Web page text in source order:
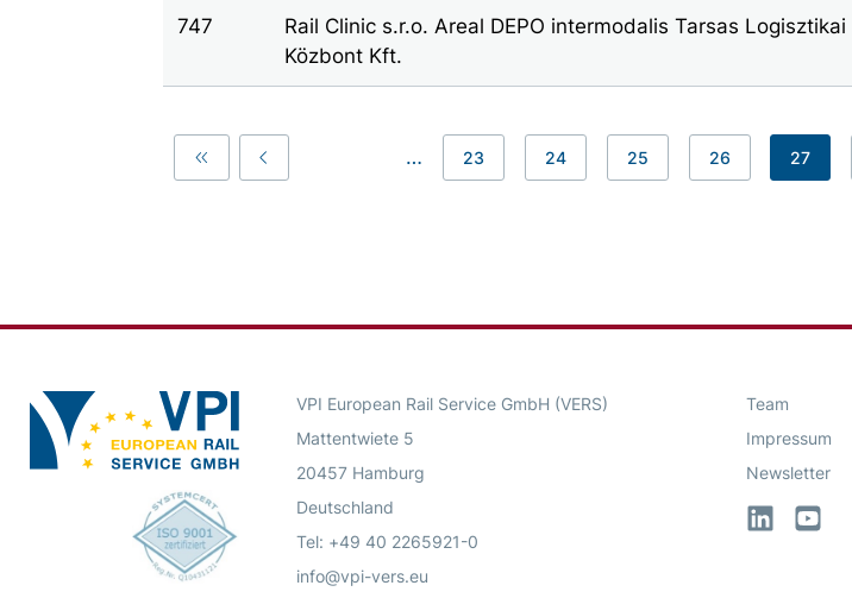
747
Rail Clinic s.r.o. Areal DEPO intermodalis Tarsas Logisztikai
Közbont Kft.
First Previous
… 23 24 25 26 27
VPI European Rail Service GmbH (VERS)
Mattentwiete 5
20457 Hamburg
Deutschland
Tel: +49 40 2265921-0
info@vpi-vers.eu
Team
Impressum
Newsletter
LinkedInYouTube